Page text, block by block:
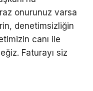
onurunuz varsa
denetimsizliğin
canı ile
Faturayı siz